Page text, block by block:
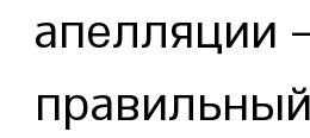
апелляции